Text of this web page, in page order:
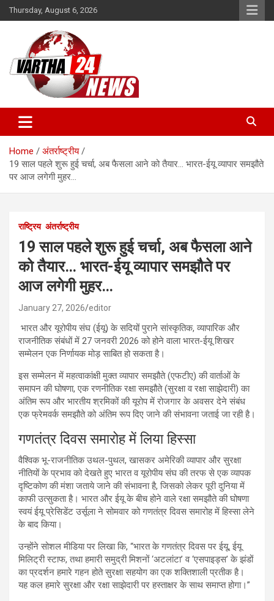
Skip
to
Thursday, August 6, 2026
Vartha 24
Home
अंतर्राष्ट्रीय
19 साल पहले शुरू हुई चर्चा, अब फैसला आने को तैयार… भारत-ईयू व्यापार समझौते
पर आज लगेगी मुहर…
राष्ट्रिय अंतर्राष्ट्रीय
19 साल पहले शुरू हुई चर्चा, अब फैसला आने
को तैयार… भारत-ईयू व्यापार समझौते पर
आज लगेगी मुहर…
January 27, 2026 editor
भारत और यूरोपीय संघ (ईयू) के सदियों पुराने सांस्कृतिक, व्यापारिक और
राजनीतिक संबंधों में 27 जनवरी 2026 को होने वाला भारत-ईयू शिखर
सम्मेलन एक निर्णायक मोड़ साबित हो सकता है।
इस सम्मेलन में महत्वाकांक्षी मुक्त व्यापार समझौते (एफटीए) की वार्ताओं के
समापन की घोषणा, एक रणनीतिक रक्षा समझौते (सुरक्षा व रक्षा साझेदारी) का
अंतिम रूप और भारतीय श्रमिकों की यूरोप में रोजगार के अवसर देने संबंध
एक फ्रेमवर्क समझौते को अंतिम रूप दिए जाने की संभावना जताई जा रही है।
गणतंत्र दिवस समारोह में लिया हिस्सा
वैश्विक भू-राजनीतिक उथल-पुथल, खासकर अमेरिकी व्यापार और सुरक्षा
नीतियों के प्रभाव को देखते हुए भारत व यूरोपीय संघ की तरफ से एक व्यापक
दृष्टिकोण की मंशा जताये जाने की संभावना है, जिसको लेकर पूरी दुनिया में
काफी उत्सुकता है। भारत और ईयू के बीच होने वाले रक्षा समझौते की घोषणा
स्वयं ईयू प्रेसिडेंट उर्सूला ने सोमवार को गणतंत्र दिवस समारोह में हिस्सा लेने
के बाद किया।
उन्होंने सोशल मीडिया पर लिखा कि, “भारत के गणतंत्र दिवस पर ईयू, ईयू
मिलिट्री स्टाफ, तथा हमारी समुद्री मिशनों ‘अटलांटा’ व ‘एसपाइड्स’ के झंडों
का प्रदर्शन हमारे गहन होते सुरक्षा सहयोग का एक शक्तिशाली प्रतीक है।
यह कल हमारे सुरक्षा और रक्षा साझेदारी पर हस्ताक्षर के साथ समाप्त होगा।”